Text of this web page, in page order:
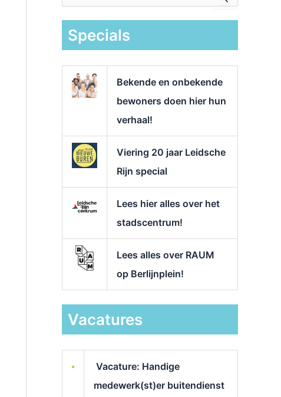
k
Specials
Bekende en onbekende
bewoners doen hier hun
verhaal!
Viering 20 jaar Leidsche
Rijn special
Lees hier alles over het
stadscentrum!
Lees alles over RAUM
op Berlijnplein!
Vacatures
Vacature: Handige
medewerk(st)er buitendienst